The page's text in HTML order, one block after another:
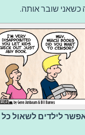
כשאני שובר אותה.
לילדים לשאול כל